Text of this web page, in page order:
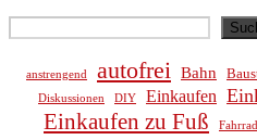
Suchen
anstrengend autofrei Bahn
Diskussionen
DIY Einkaufen
Einkaufen zu Fuß Fahrrad